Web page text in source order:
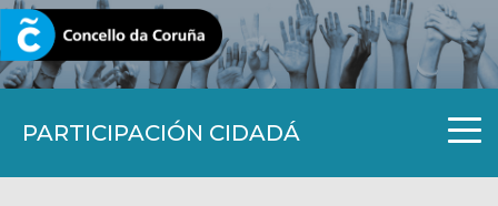
PARTICIPACIÓN CIDADÁ
CORUNA.GAL